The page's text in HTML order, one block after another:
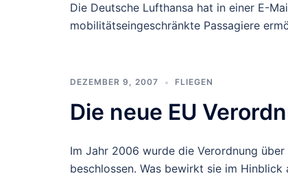
Die Deutsche Lufthansa hat in einer E-
mobilitätseingeschränkte Passagiere
DEZEMBER 9, 2007 FLIEGEN
Die neue EU
Im Jahr 2006 wurde die Verordnung
beschlossen. Was bewirkt sie im